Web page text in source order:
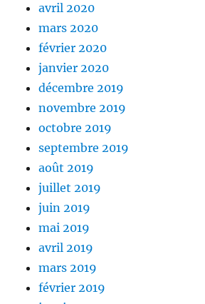
avril 2020
mars 2020
février 2020
janvier 2020
décembre 2019
novembre 2019
octobre 2019
septembre 2019
août 2019
juillet 2019
juin 2019
mai 2019
avril 2019
mars 2019
février 2019